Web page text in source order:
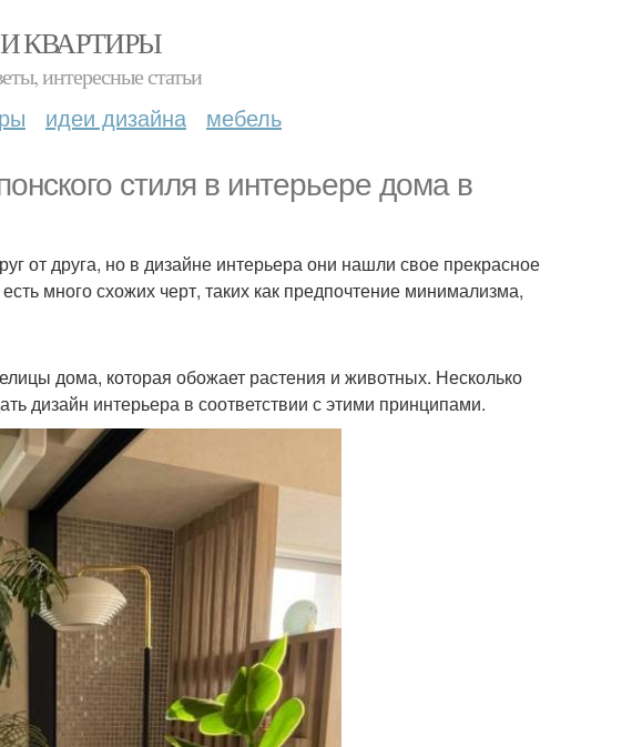
КВАРТИРЫ
интересные статьи
идеи дизайна мебель
стиля в интерьере дома в
от друга, но в дизайне интерьера они нашли свое прекрасное
много схожих черт, таких как предпочтение минимализма,
дома, которая обожает растения и животных. Несколько
дизайн интерьера в соответствии с этими принципами.